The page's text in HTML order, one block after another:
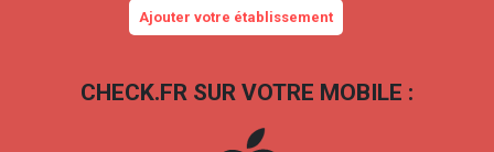
Ajouter votre établissement
CHECK.FR SUR VOTRE MOBILE :